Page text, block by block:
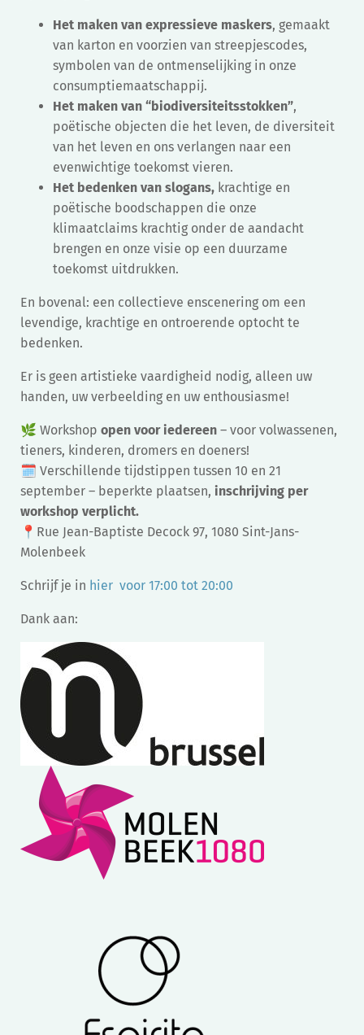
Het maken van expressieve maskers, gemaakt
van karton en voorzien van streepjescodes,
symbolen van de ontmenselijking in onze
consumptiemaatschappij.
Het maken van “biodiversiteitsstokken”,
poëtische objecten die het leven, de diversiteit
van het leven en ons verlangen naar een
evenwichtige toekomst vieren.
Het bedenken van slogans, krachtige en
poëtische boodschappen die onze
klimaatclaims krachtig onder de aandacht
brengen en onze visie op een duurzame
toekomst uitdrukken.
En bovenal: een collectieve enscenering om een
levendige, krachtige en ontroerende optocht te
bedenken.
Er is geen artistieke vaardigheid nodig, alleen uw
handen, uw verbeelding en uw enthousiasme!
🌿 Workshop open voor iedereen – voor volwassenen,
tieners, kinderen, dromers en doeners!
🗓️ Verschillende tijdstippen tussen 10 en 21
september – beperkte plaatsen, inschrijving per
workshop verplicht.
📍Rue Jean-Baptiste Decock 97, 1080 Sint-Jans-
Molenbeek
Schrijf je in hier voor 17:00 tot 20:00
Dank aan: